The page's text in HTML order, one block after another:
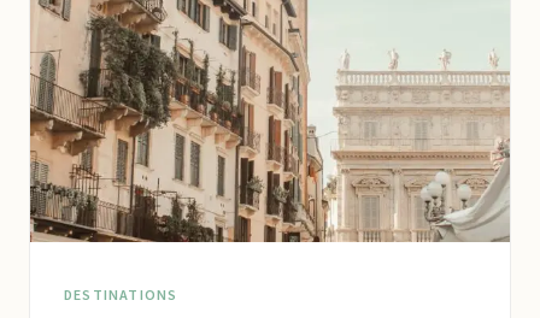
DESTINATIONS